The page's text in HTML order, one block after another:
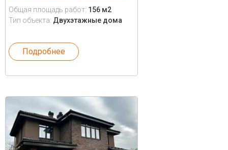
Общая площадь работ: 156 м2
Тип объекта: Двухэтажные дома
Подробнее